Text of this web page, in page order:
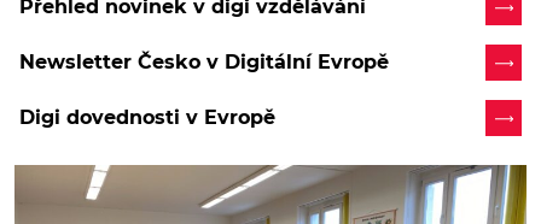
Přehled novinek v digi vzdělávání
Newsletter Česko v Digitální Evropě
Digi dovednosti v Evropě